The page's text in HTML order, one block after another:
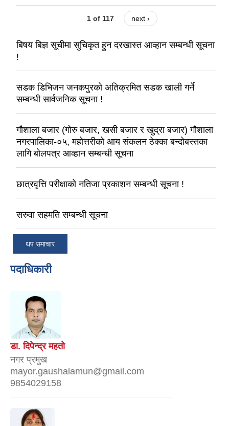
1 of 117 next ›
बिषय बिज्ञ सूचीमा सुचिकृत हुन दरखास्त आव्हान सम्बन्धी सूचना
!
सडक डिभिजन जनकपुरको अतिक्रमित सडक खाली गर्ने
सम्बन्धी सार्वजनिक सूचना !
गौशाला बजार (गोरु बजार, खसी बजार र खुद्रा बजार) गौशाला
नगरपालिका-०५, महोत्तरीको आय संकलन ठेक्का बन्दोबस्तका
लागि बोलपत्र आव्हान सम्बन्धी सूचना
छात्रवृत्ति परीक्षाको नतिजा प्रकाशन सम्बन्धी सूचना !
सरुवा सहमति सम्बन्धी सूचना
थप समाचार
पदाधिकारी
डा. दिपेन्द्र महतो
नगर प्रमुख
mayor.gaushalamun@gmail.com
9854029158